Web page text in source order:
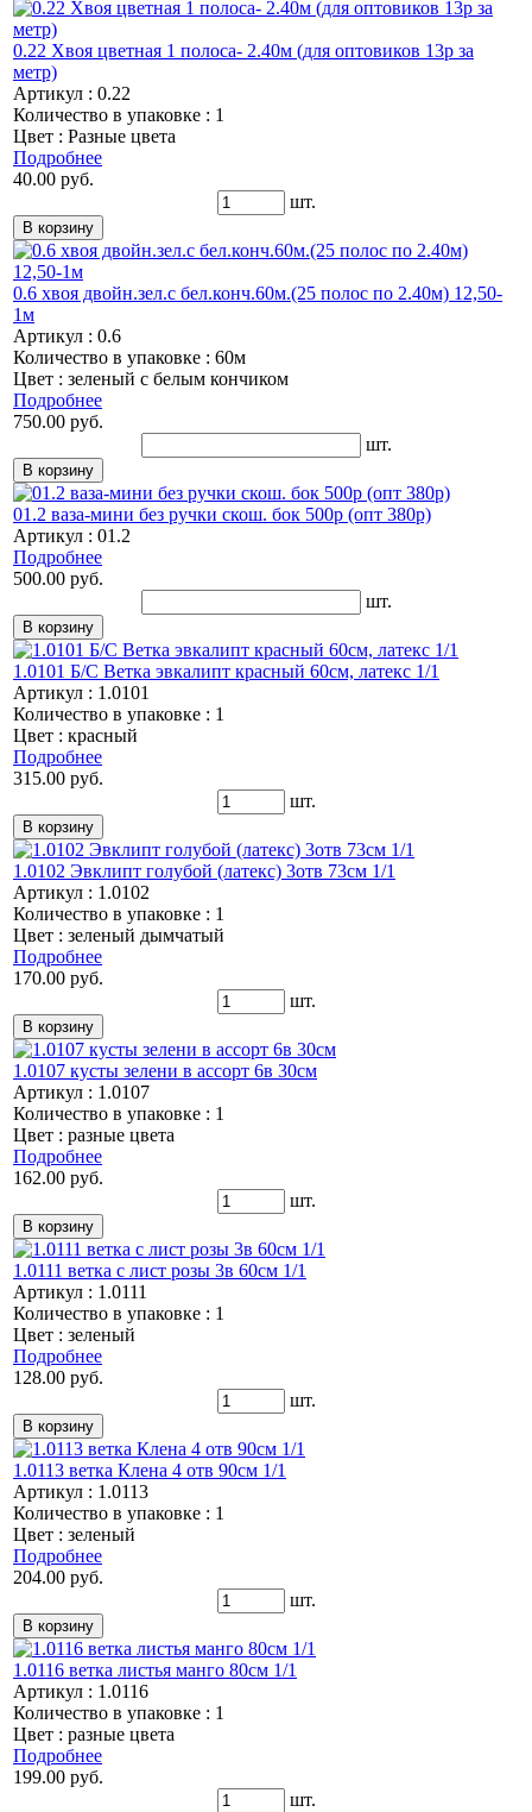
0.22 Хвоя цветная 1 полоса- 2.40м (для оптовиков 13р за
метр)
Артикул : 0.22
Количество в упаковке : 1
Цвет : Разные цвета
Подробнее
40.00 руб.
шт.
0.6 хвоя двойн.зел.с бел.конч.60м.(25 полос по 2.40м) 12,50-
1м
Артикул : 0.6
Количество в упаковке : 60м
Цвет : зеленый с белым кончиком
Подробнее
750.00 руб.
шт.
01.2 ваза-мини без ручки скош. бок 500р (опт 380р)
Артикул : 01.2
Подробнее
500.00 руб.
шт.
1.0101 Б/С Ветка эвкалипт красный 60см, латекс 1/1
Артикул : 1.0101
Количество в упаковке : 1
Цвет : красный
Подробнее
315.00 руб.
шт.
1.0102 Эвклипт голубой (латекс) 3отв 73см 1/1
Артикул : 1.0102
Количество в упаковке : 1
Цвет : зеленый дымчатый
Подробнее
170.00 руб.
шт.
1.0107 кусты зелени в ассорт 6в 30см
Артикул : 1.0107
Количество в упаковке : 1
Цвет : разные цвета
Подробнее
162.00 руб.
шт.
1.0111 ветка с лист розы 3в 60см 1/1
Артикул : 1.0111
Количество в упаковке : 1
Цвет : зеленый
Подробнее
128.00 руб.
шт.
1.0113 ветка Клена 4 отв 90см 1/1
Артикул : 1.0113
Количество в упаковке : 1
Цвет : зеленый
Подробнее
204.00 руб.
шт.
1.0116 ветка листья манго 80см 1/1
Артикул : 1.0116
Количество в упаковке : 1
Цвет : разные цвета
Подробнее
199.00 руб.
шт.